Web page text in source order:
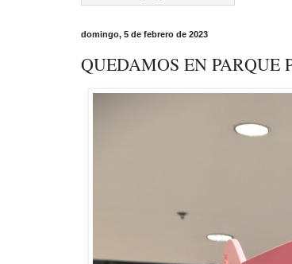
domingo, 5 de febrero de 2023
QUEDAMOS EN PARQUE